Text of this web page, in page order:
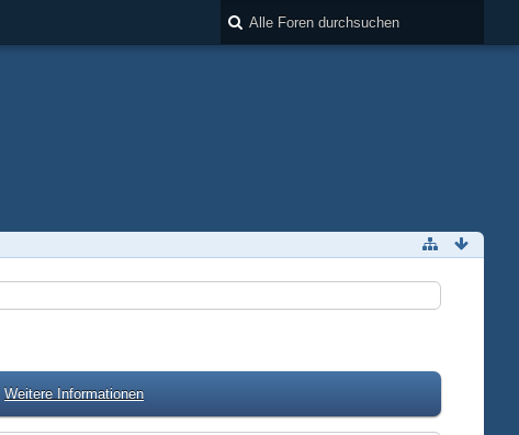
Weitere Informationen